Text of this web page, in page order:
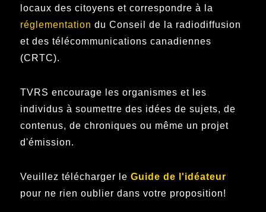
locaux des citoyens et correspondre à la
réglementation du Conseil de la radiodiffusion
et des télécommunications canadiennes
(CRTC).
TVRS encourage les organismes et les
individus à soumettre des idées de sujets, de
contenus, de chroniques ou même un projet
d'émission.
Veuillez télécharger le Guide de l'idéateur
pour ne rien oublier dans votre proposition!